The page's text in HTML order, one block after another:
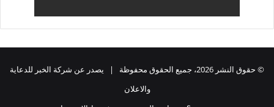
© حقوق النشر 2026، جميع الحقوق محفوظة | يصدر عن شركة الخبر للدعاية
والاعلان